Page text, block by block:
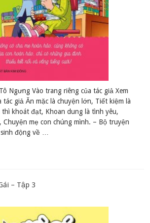
Ngưng Vào trang riêng của tác giả Xem
tác giả Ăn mặc là chuyện lớn, Tiết kiệm là
khoát đạt, Khoan dung là tình yêu,
Chuyện mẹ con chúng mình. – Bộ truyện
động về …
– Tập 3